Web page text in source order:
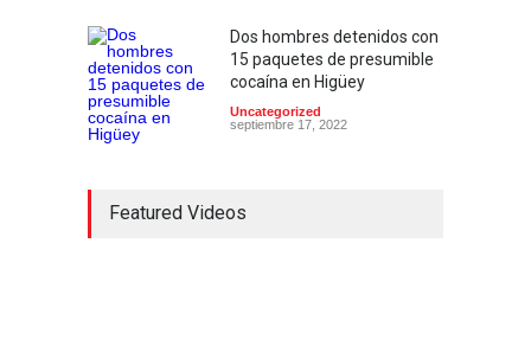
Dos hombres detenidos con
15 paquetes de presumible
cocaína en Higüey
Uncategorized
septiembre 17, 2022
Featured Videos